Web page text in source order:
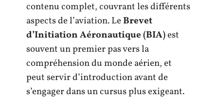
contenu complet, couvrant les différents
aspects de l’aviation. LeBrevet
d’Initiation Aéronautique (BIA)est
souvent un premier pas vers la
compréhension du monde aérien, et
peut servir d’introduction avant de
s’engager dans un cursus plus exigeant.